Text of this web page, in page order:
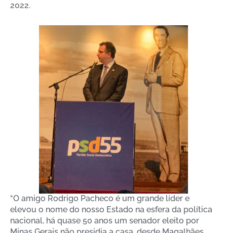
2022.
“O amigo Rodrigo Pacheco é um grande líder e
elevou o nome do nosso Estado na esfera da política
nacional, há quase 50 anos um senador eleito por